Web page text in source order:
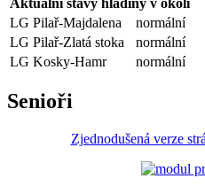
LG Pilař-Majdalena
normální
LG Pilař-Zlatá stoka
normální
LG Kosky-Hamr
normální
Senioři
Zjednodušená verze